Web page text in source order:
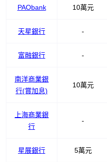
PAObank 10萬元
天星銀行 -
富融銀行 -
南洋商業銀
行(賞加息)
10萬元
上海商業銀
行
-
星展銀行 5萬元